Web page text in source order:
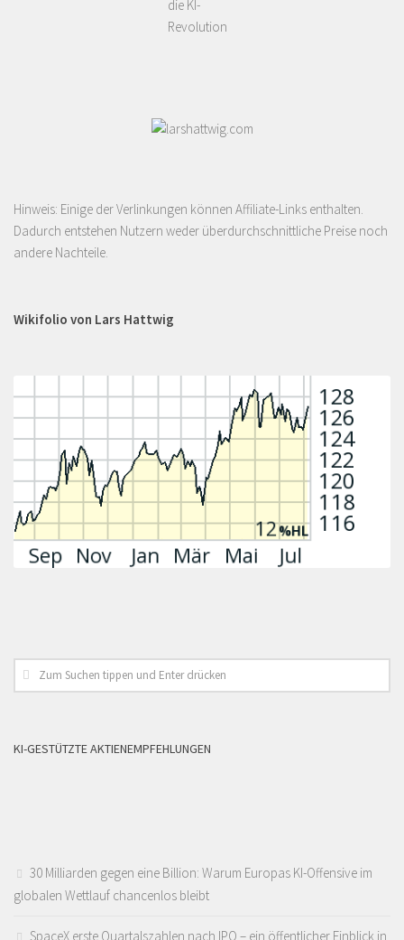
die KI-
Revolution
Hinweis: Einige der Verlinkungen können Affiliate-Links enthalten.
Dadurch entstehen Nutzern weder überdurchschnittliche Preise noch
andere Nachteile.
Wikifolio von Lars Hattwig
KI-GESTÜTZTE AKTIENEMPFEHLUNGEN
30 Milliarden gegen eine Billion: Warum Europas KI-Offensive im
globalen Wettlauf chancenlos bleibt
SpaceX erste Quartalszahlen nach IPO – ein öffentlicher Einblick in